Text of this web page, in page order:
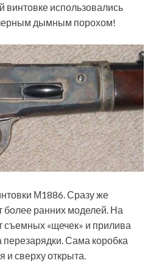
винтовке использовались
дымным порохом!
М1886. Сразу же
более ранних моделей. На
съемных «щечек» и прилива
Сама коробка
и сверху открыта.